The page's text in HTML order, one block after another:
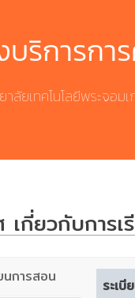
บริการกา
าลัยเทคโนโลยีพระจอม
เกี่ยวกับการ
นการสอน
ระเบี